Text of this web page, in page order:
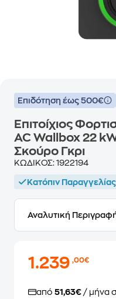
Επιδότηση έως 500€
Επιτοίχιος
AC Wallbox 22
Σκούρο Γκρι
ΚΩΔΙΚΟΣ: 1922194
Κατόπιν Παραγγελίας
Αναλυτική
1.239,00€
από 51,63€ / μήνα